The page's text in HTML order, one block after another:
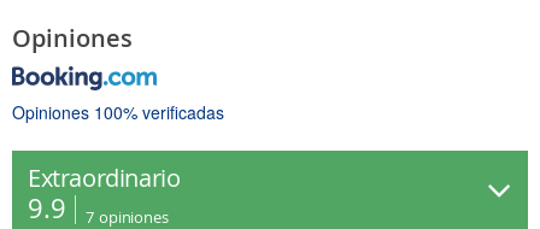
Opiniones
Opiniones 100% verificadas
Extraordinario
9.9 7 opiniones